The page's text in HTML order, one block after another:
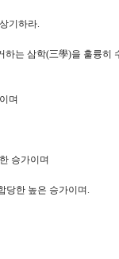
기하라.
는 삼학(三學)을 훌륭히
며
승가이며
당한 높은 승가이며.